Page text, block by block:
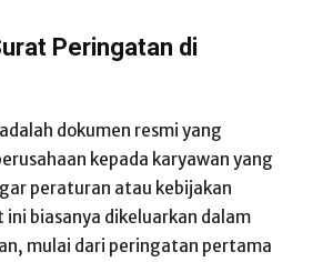
Peringatan di
dokumen resmi yang
kepada karyawan yang
peraturan atau kebijakan
ini biasanya dikeluarkan dalam
mulai dari peringatan pertama